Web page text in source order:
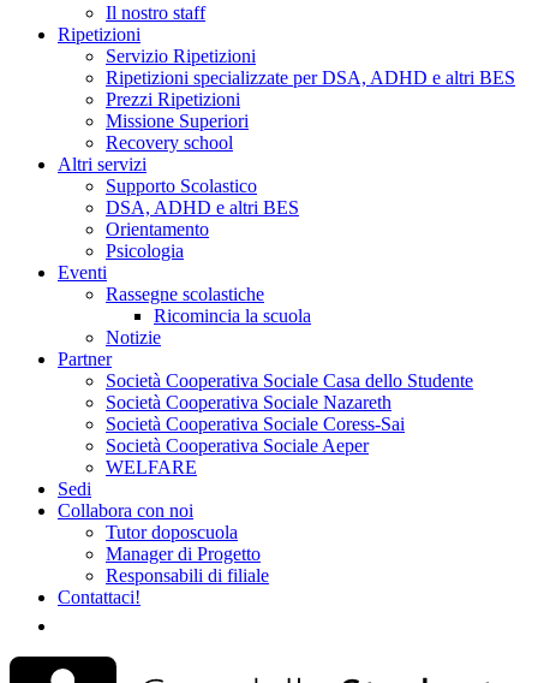
Il nostro staff
Ripetizioni
Servizio Ripetizioni
Ripetizioni specializzate per DSA, ADHD e altri BES
Prezzi Ripetizioni
Missione Superiori
Recovery school
Altri servizi
Supporto Scolastico
DSA, ADHD e altri BES
Orientamento
Psicologia
Eventi
Rassegne scolastiche
Ricomincia la scuola
Notizie
Partner
Società Cooperativa Sociale Casa dello Studente
Società Cooperativa Sociale Nazareth
Società Cooperativa Sociale Coress-Sai
Società Cooperativa Sociale Aeper
WELFARE
Sedi
Collabora con noi
Tutor doposcuola
Manager di Progetto
Responsabili di filiale
Contattaci!